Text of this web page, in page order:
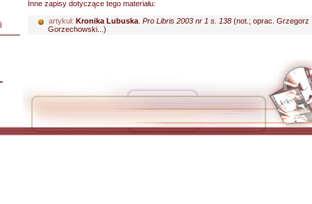
Inne zapisy dotyczące tego materiału:
artykuł: Kronika Lubuska Pro Libris 2003 nr 1 s. 138 (not.; oprac. Grzegorz
Gorzechowski...)